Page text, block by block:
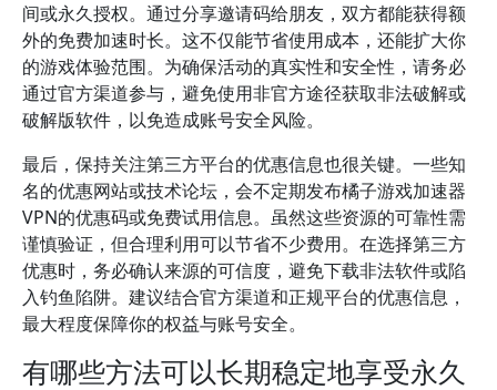
间或永久授权。通过分享邀请码给朋友，双方都能获得额
外的免费加速时长。这不仅能节省使用成本，还能扩大你
的游戏体验范围。为确保活动的真实性和安全性，请务必
通过官方渠道参与，避免使用非官方途径获取非法破解或
破解版软件，以免造成账号安全风险。
最后，保持关注第三方平台的优惠信息也很关键。一些知
名的优惠网站或技术论坛，会不定期发布橘子游戏加速器
VPN的优惠码或免费试用信息。虽然这些资源的可靠性需
谨慎验证，但合理利用可以节省不少费用。在选择第三方
优惠时，务必确认来源的可信度，避免下载非法软件或陷
入钓鱼陷阱。建议结合官方渠道和正规平台的优惠信息，
最大程度保障你的权益与账号安全。
有哪些方法可以长期稳定地享受永久